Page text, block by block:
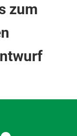
zum